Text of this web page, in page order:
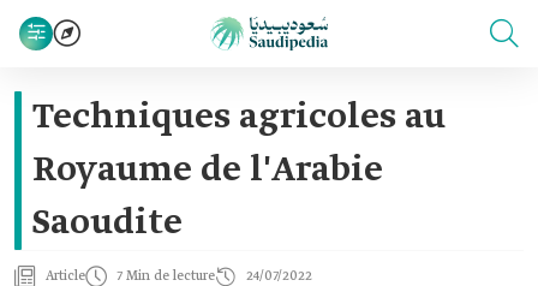
Techniques agricoles au
Royaume de l'Arabie
Saoudite
Article 7 Min de lecture 24/07/2022